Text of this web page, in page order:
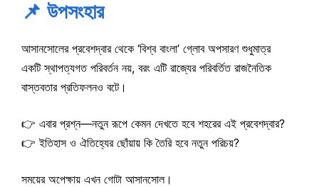
📌 উপসংহার
আসানসোলের প্রবেশদ্বার থেকে ‘বিশ্ব বাংলা’ গ্লোব অপসারণ শুধুমাত্র
একটি স্থাপত্যগত পরিবর্তন নয়, বরং এটি রাজ্যের পরিবর্তিত রাজনৈতিক
বাস্তবতার প্রতিফলনও বটে।
👉 এবার প্রশ্ন—নতুন রূপে কেমন দেখতে হবে শহরের এই প্রবেশদ্বার?
👉 ইতিহাস ও ঐতিহ্যের ছোঁয়ায় কি তৈরি হবে নতুন পরিচয়?
সময়ের অপেক্ষায় এখন গোটা আসানসোল।